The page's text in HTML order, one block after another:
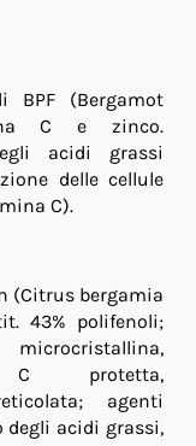
BPF (Bergamot
C e zinco.
acidi grassi
delle cellule
C).
(Citrus bergamia
43% polifenoli;
C protetta,
agenti
acidi grassi,